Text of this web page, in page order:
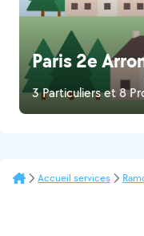
Paris 2e
3 Particuliers et 8
Accueil services